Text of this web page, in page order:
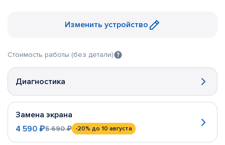
Изменить устройство
Стоимость работы (без детали)
Диагностика
Замена экрана
4 590 ₽5 690 ₽ -20% до 10 августа